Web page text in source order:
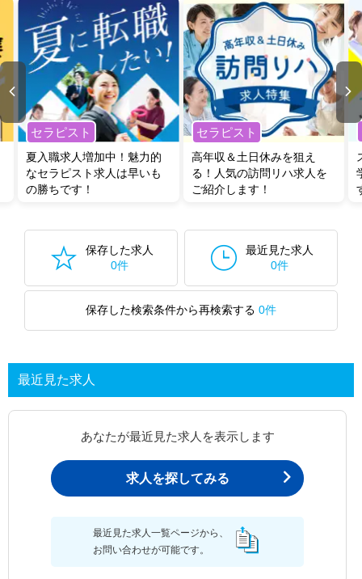
セラピスト
夏入職求人増加中！魅力的
なセラピスト求人は早いも
の勝ちです！
セラピスト
高年収＆土日休みを狙え
る！人気の訪問リハ求人を
ご紹介します！
保存した求人
0件
最近見た求人
0件
保存した検索条件から再検索する 0件
最近見た求人
あなたが最近見た求人を表示します
求人を探してみる
最近見た求人一覧ページから、
お問い合わせが可能です。